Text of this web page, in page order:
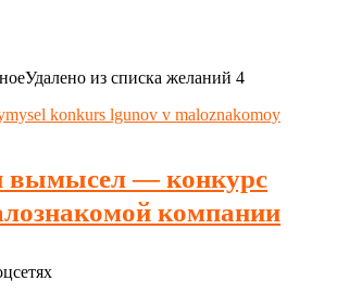
Удалено из списка желаний 4
вымысел — конкурс
компании